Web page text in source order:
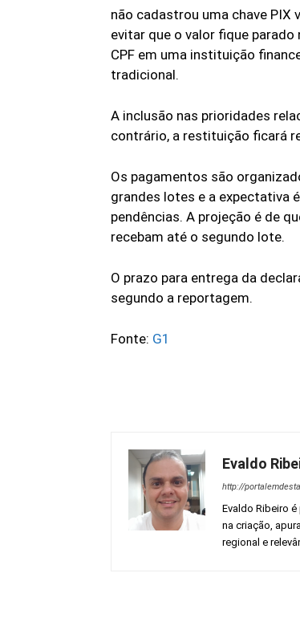
não cadastrou uma chave PIX
evitar que o valor fique parado
CPF em uma instituição
tradicional.
A inclusão nas prioridades
contrário, a restituição ficará
Os pagamentos são
grandes lotes e a expectativa
pendências. A projeção é de
recebam até o segundo lote.
O prazo para entrega da
segundo a reportagem.
Fonte: G1
Evaldo
http://
Evaldo Ribeiro
na criação,
regional e